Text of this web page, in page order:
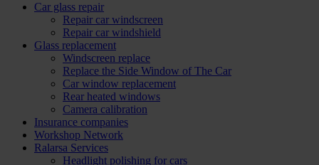
Car glass repair
Repair car windscreen
Repair car windshield
Glass replacement
Windscreen replace
Replace the Side Window of The Car
Car window replacement
Rear heated windows
Camera calibration
Insurance companies
Workshop Network
Ralarsa Services
Headlight polishing for cars